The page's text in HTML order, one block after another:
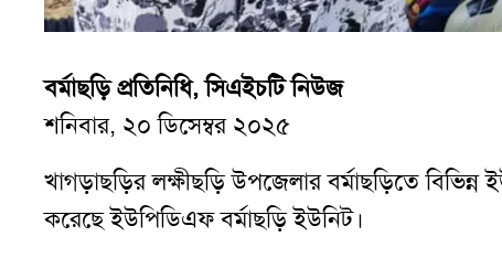
বর্মাছড়ি প্রতিনিধি, সিএইচটি নিউজ
শনিবার, ২০ ডিসেম্বর ২০২৫
খাগড়াছড়ির লক্ষীছড়ি উপজেলার বর্মাছড়িতে বিভিন্ন
করেছে ইউপিডিএফ বর্মাছড়ি ইউনিট।